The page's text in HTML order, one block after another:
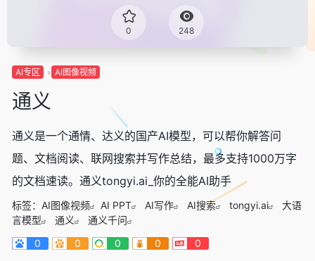
0 248
AI专区 AI图像视频
通义
通义是一个通情、达义的国产AI模型，可以帮你解答问
题、文档阅读、联网搜索并写作总结，最多支持1000万字
的文档速读。通义tongyi.ai_你的全能AI助手
标签： AI图像视频 AI PPT AI写作 AI搜索 tongyi.ai
大语
言模型
通义
通义千问
0
0 0 0 0